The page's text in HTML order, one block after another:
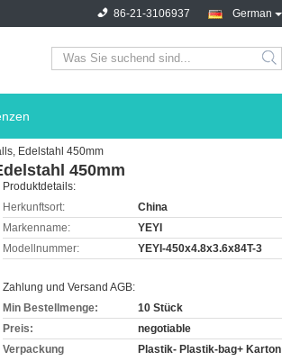
German
86-21-3106937
Edelstahl 450mm
450mm
Produktdetails:
Herkunftsort:
China
Markenname:
YEYI
Modellnummer:
YEYI-450x4.8x3.6x84T-3
Zahlung und Versand AGB:
Min Bestellmenge:
10 Stück
Preis:
negotiable
Verpackung
Plastik- Plastik-bag+ Karton